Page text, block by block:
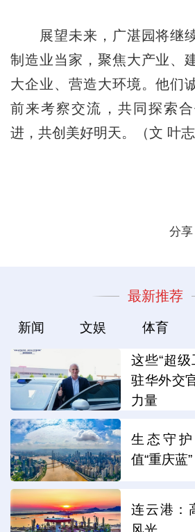
展望未来，广湛园将继
制造业当家，聚焦大产业、
大企业、营造大环境。他们
前来考察交流，共同探索
进，共创美好明天。（文 叶志
分享
最新推荐
新闻 文娱 体育
这些“超级
驻华外交
力量
生态守
值“重庆蓝”
连云港：